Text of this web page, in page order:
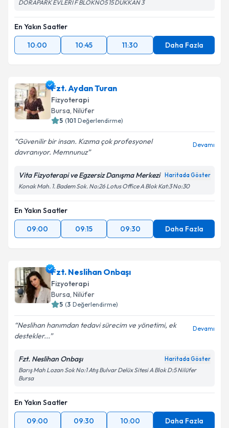
DORAPARK EVLERİ F BLOKNO5 15 DÜKKAN 3
En Yakın Saatler
10:00
10:45 11:30 Daha Fazla
Fzt. Aydan Turan
Fizyoterapi
Bursa, Nilüfer
5 (101 Değerlendirme)
Güvenilir bir insan. Kızıma çok profesyonel
davranıyor. Memnunuz
Devamı
Vita Fizyoterapi ve Egzersiz Danışma Merkezi Haritada Göster
Konak Mah. 1. Badem Sok. No:26 Lotus Office A Blok Kat:3 No:30
En Yakın Saatler
09:00
09:15 09:30 Daha Fazla
Fzt. Neslihan Onbaşı
Fizyoterapi
Bursa, Nilüfer
5 (3 Değerlendirme)
Neslihan hanımdan tedavi sürecim ve yönetimi, ek
destekler...
Devamı
Fzt. Neslihan Onbaşı Haritada Göster
Barış Mah Lozan Sok No:1 Atış Bulvar Delüx Sitesi A Blok D:5 Nilüfer
Bursa
En Yakın Saatler
09:00
09:30 10:00 Daha Fazla